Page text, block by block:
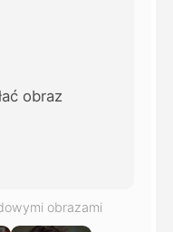
obraz
obrazami